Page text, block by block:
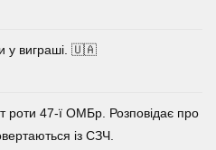
у виграші. 🇺🇦
роти 47-ї ОМБр. Розповідає про
із СЗЧ.